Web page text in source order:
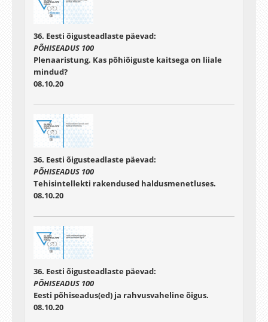
36. Eesti õigusteadlaste päevad:
PÕHISEADUS 100
Plenaaristung. Kas põhiõiguste kaitsega on liiale
mindud?
08.10.20
36. Eesti õigusteadlaste päevad:
PÕHISEADUS 100
Tehisintellekti rakendused haldusmenetluses.
08.10.20
36. Eesti õigusteadlaste päevad:
PÕHISEADUS 100
Eesti põhiseadus(ed) ja rahvusvaheline õigus.
08.10.20